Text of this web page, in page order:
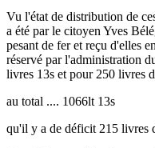
Vu l'état de distribution de
a été par le citoyen Yves
pesant de fer et reçu d'elles
réservé par l'administration
livres 13s et pour 250 livres
au total .... 1066lt 13s
qu'il y a de déficit 215 livres